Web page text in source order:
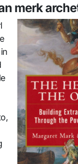
merk